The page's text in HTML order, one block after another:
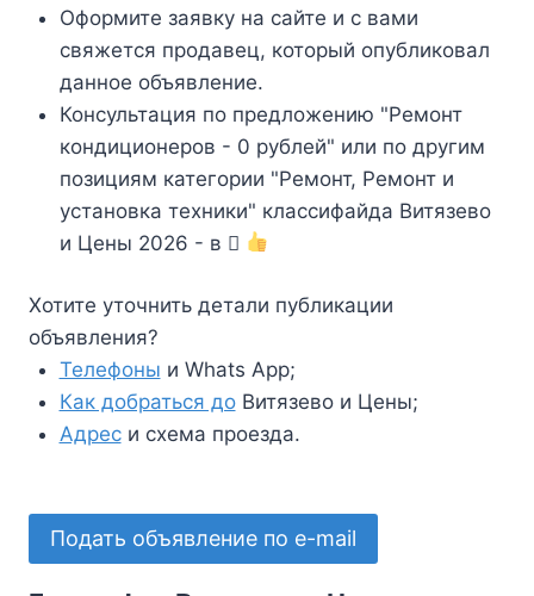
Оформите заявку на сайте и с вами
свяжется продавец, который опубликовал
данное объявление.
Консультация по предложению "Ремонт
кондиционеров - 0 рублей" или по другим
позициям категории "Ремонт, Ремонт и
установка техники" классифайда Витязево
и Цены 2026 - в
Хотите уточнить детали публикации
объявления?
Телефоны и Whats App;
Как добраться доВитязево и Цены;
Адреси схема проезда.
Подать объявление по e-mail